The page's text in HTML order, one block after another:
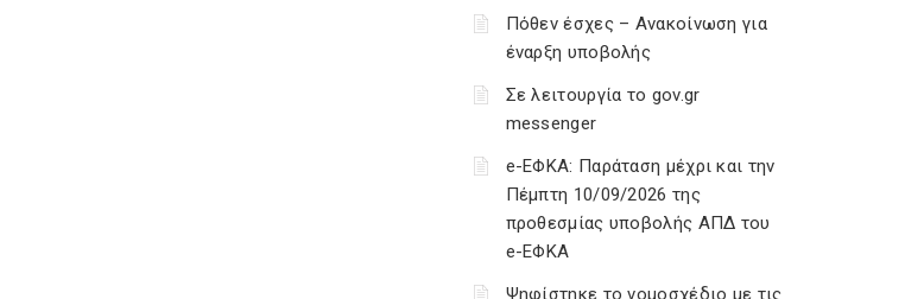
Πόθεν έσχες – Ανακοίνωση για
έναρξη υποβολής
Σε λειτουργία το gov.gr
messenger
e-ΕΦΚΑ: Παράταση μέχρι και την
Πέμπτη 10/09/2026 της
προθεσμίας υποβολής ΑΠΔ του
e-ΕΦΚΑ
Ψηφίστηκε το νομοσχέδιο με τις